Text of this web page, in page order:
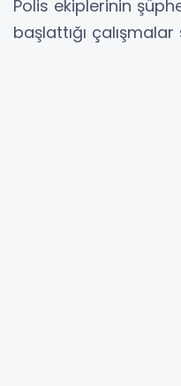
Polis ekiplerinin
başlattığı